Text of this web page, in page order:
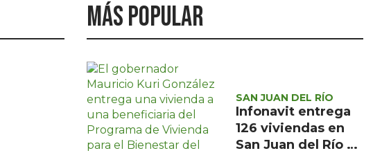
Más popular
SAN JUAN DEL RÍO
Infonavit entrega
126 viviendas en
San Juan del Río a